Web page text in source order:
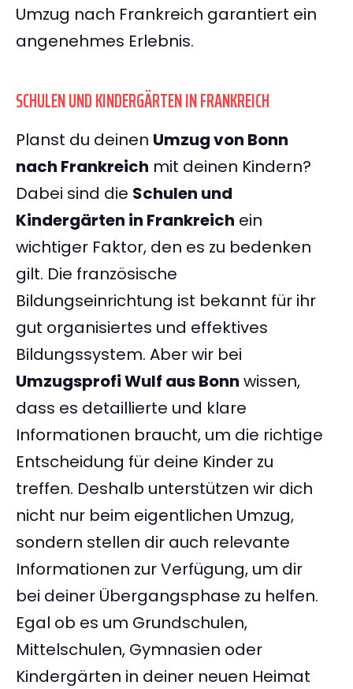
Umzug nach Frankreich garantiert ein
angenehmes Erlebnis.
SCHULEN UND KINDERGÄRTEN IN FRANKREICH
Planst du deinen Umzug von Bonn
nach Frankreich mit deinen Kindern?
Dabei sind die Schulen und
Kindergärten in Frankreich ein
wichtiger Faktor, den es zu bedenken
gilt. Die französische
Bildungseinrichtung ist bekannt für ihr
gut organisiertes und effektives
Bildungssystem. Aber wir bei
Umzugsprofi Wulf aus Bonn wissen,
dass es detaillierte und klare
Informationen braucht, um die richtige
Entscheidung für deine Kinder zu
treffen. Deshalb unterstützen wir dich
nicht nur beim eigentlichen Umzug,
sondern stellen dir auch relevante
Informationen zur Verfügung, um dir
bei deiner Übergangsphase zu helfen.
Egal ob es um Grundschulen,
Mittelschulen, Gymnasien oder
Kindergärten in deiner neuen Heimat